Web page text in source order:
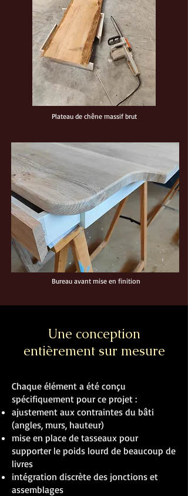
Plateau de chêne massif brut
Bureau avant mise en finition
Une conception
entièrement sur mesure
Chaque élément a été conçu
spécifiquement pour ce projet :
ajustement aux contraintes du bâti
(angles, murs, hauteur)
mise en place de tasseaux pour
supporter le poids lourd de beaucoup de
livres
intégration discrète des jonctions et
assemblages